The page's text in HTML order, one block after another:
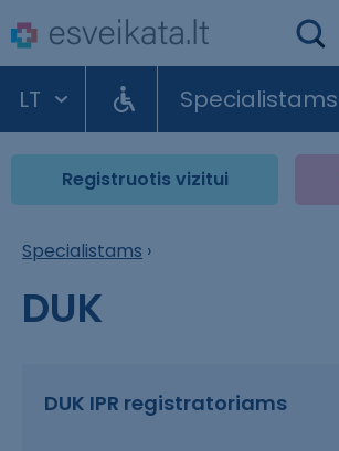
LT Specialistams
Registruotis vizitui
Specialistams ›
DUK
DUK IPR registratoriams